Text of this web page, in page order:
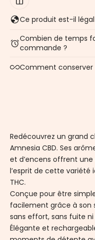
Ce produit est-il légal
Combien de temps
commande ?
Comment conserver
Redécouvrez un grand
Amnesia CBD. Ses
et d’encens offrent
l’esprit de cette variété
THC.
Conçue pour être
facilement grâce à son
sans effort, sans fuite
Élégante et